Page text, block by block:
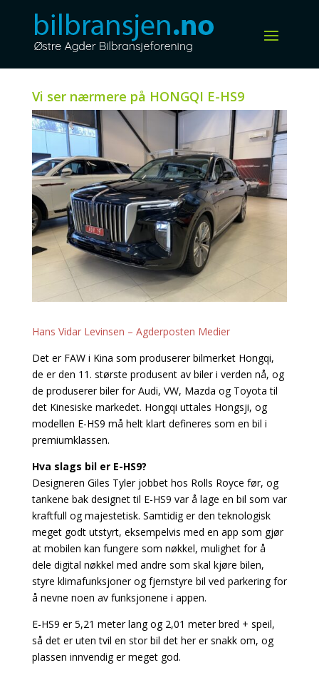
Vi ser nærmere på HONGQI E-HS9
Hans Vidar Levinsen – Agderposten Medier
Det er FAW i Kina som produserer bilmerket Hongqi,
de er den 11. største produsent av biler i verden nå, og
de produserer biler for Audi, VW, Mazda og Toyota til
det Kinesiske markedet. Hongqi uttales Hongsji, og
modellen E-HS9 må helt klart defineres som en bil i
premiumklassen.
Hva slags bil er E-HS9?
Designeren Giles Tyler jobbet hos Rolls Royce før, og
tankene bak designet til E-HS9 var å lage en bil som var
kraftfull og majestetisk. Samtidig er den teknologisk
meget godt utstyrt, eksempelvis med en app som gjør
at mobilen kan fungere som nøkkel, mulighet for å
dele digital nøkkel med andre som skal kjøre bilen,
styre klimafunksjoner og fjernstyre bil ved parkering for
å nevne noen av funksjonene i appen.
E-HS9 er 5,21 meter lang og 2,01 meter bred + speil,
så det er uten tvil en stor bil det her er snakk om, og
plassen innvendig er meget god.